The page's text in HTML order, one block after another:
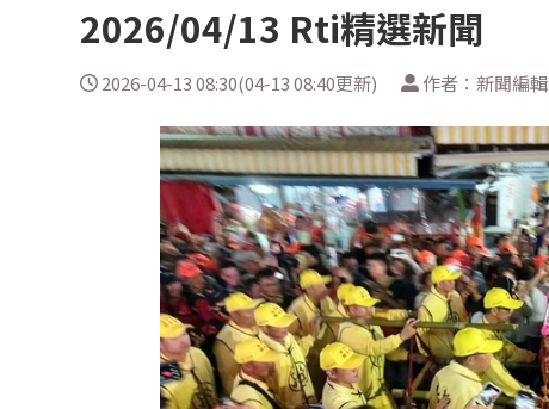
2026/04/13 Rti精選新聞
2026-04-13 08:30(04-13 08:40更新) 作者：新聞編輯